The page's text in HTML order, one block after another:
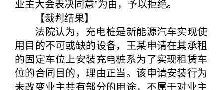
业主大会表决同意”为由，予以拒绝。
【裁判结果】
法院认为，充电桩是新能源汽车实现使
用目的不可或缺的设备，王某申请在其承租
的固定车位上安装充电桩系为了实现租赁车
位的合同目的，理由正当。该申请安装行为
未改变业主共有部分的用途，不属于对业主